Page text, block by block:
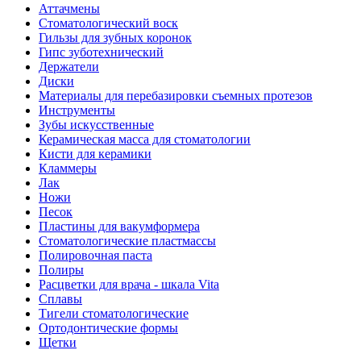
Аттачмены
Стоматологический воск
Гильзы для зубных коронок
Гипс зуботехнический
Держатели
Диски
Материалы для перебазировки съемных протезов
Инструменты
Зубы искусственные
Керамическая масса для стоматологии
Кисти для керамики
Кламмеры
Лак
Ножи
Песок
Пластины для вакумформера
Стоматологические пластмассы
Полировочная паста
Полиры
Расцветки для врача - шкала Vita
Сплавы
Тигели стоматологические
Ортодонтические формы
Щетки